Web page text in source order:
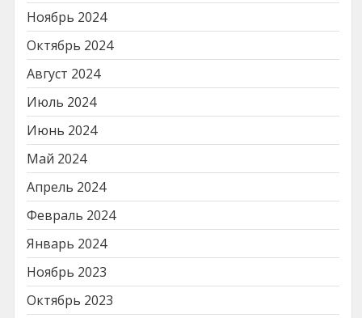
Ноябрь 2024
Октябрь 2024
Август 2024
Июль 2024
Июнь 2024
Май 2024
Апрель 2024
Февраль 2024
Январь 2024
Ноябрь 2023
Октябрь 2023